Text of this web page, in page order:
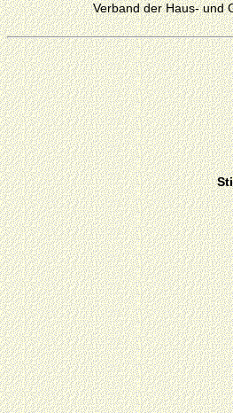
Verband der Haus- und